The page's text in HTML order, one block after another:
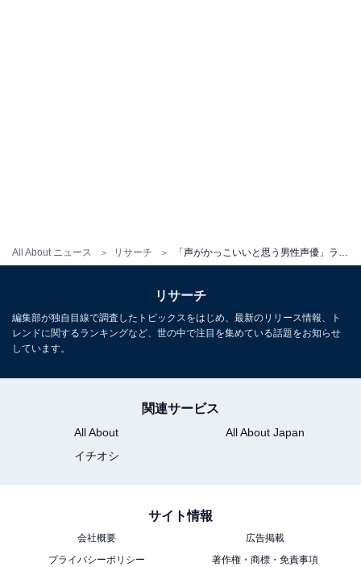
All About ニュース リサーチ
1位：津田健次郎
第1位に輝いたのは、津田健次郎さんでした。アニメ
『呪術廻戦』七海建人役、『遊☆戯☆王デュエルモンス
ターズ』シリーズ 海馬瀬人役、『ゴールデンカムイ』尾
リサーチ
編集部が独自目線で調査したトピックスをはじめ、最新のリリース情報、ト
レンドに関するランキングなど、世の中で注目を集めている話題をお知らせ
しています。
関連サービス
All About
All About Japan
イチオシ
サイト情報
会社概要
広告掲載
プライバシーポリシー
著作権・商標・免責事項